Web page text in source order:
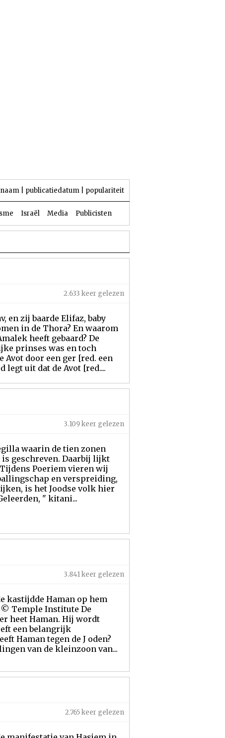
naam publicatiedatum populariteit
Israël Media Publicisten
2.633 keer gelezen
en zij baarde Elifaz, baby
in de Thora? En waarom
heeft gebaard? De
prinses was en toch
door een ger [red. een
legt uit dat de Avot [red....
3.109 keer gelezen
waarin de tien zonen
is geschreven. Daarbij lijkt
Poeriem vieren wij
en verspreiding,
is het Joodse volk hier
" kitani...
3.841 keer gelezen
kastijdde Haman op hem
Temple Institute De
heet Haman. Hij wordt
een belangrijk
Haman tegen de J oden?
van de kleinzoon van...
2.765 keer gelezen